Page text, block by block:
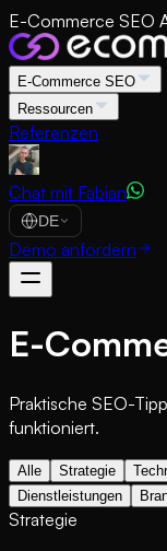
E-Commerce SEO
E-Commerce SEO
Ressourcen
Referenzen
Chat mit Fabian
DE
Demo anfordern
E-
Praktische SEO-
funktioniert.
Alle Strategie
Dienstleistungen
Strategie